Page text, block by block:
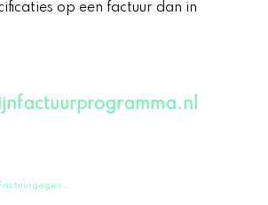
op een factuur dan in